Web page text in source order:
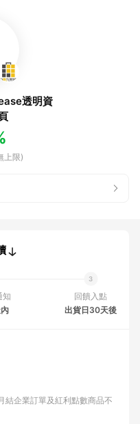
透明資
上限)
知
回饋入點
出貨日30天後
結企業訂單及紅利點數商品不